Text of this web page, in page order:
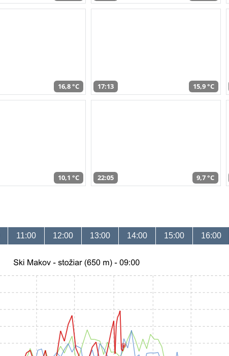
16,8 °C 17:13 15,9 °C
10,1 °C 22:05 9,7 °C
11:00 12:00 13:00 14:00 15:00 16:00